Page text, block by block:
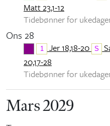
Matt 23,1-12
Tidebønner for
Ons 28
1 Jer 18,18-20 S
20,17-28
Tidebønner for
Mars 2029